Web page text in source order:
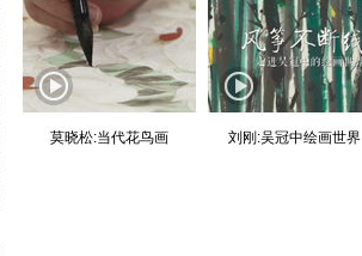
莫晓松:当代花鸟画 刘刚:吴冠中绘画世界